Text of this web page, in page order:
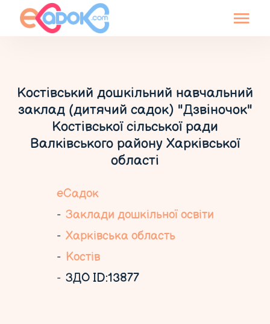
Костівський дошкільний навчальний
заклад (дитячий садок) "Дзвіночок"
Костівської сільської ради
Валківського району Харківської
області
еСадок
Заклади дошкільної освіти
Харківська область
Костів
ЗДО ID:13877